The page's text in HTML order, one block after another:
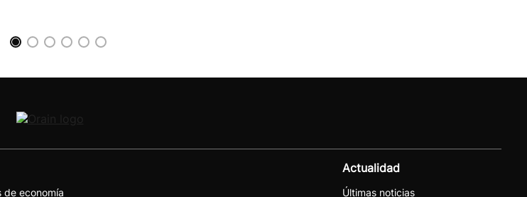
de economía
Actualidad
Últimas noticias